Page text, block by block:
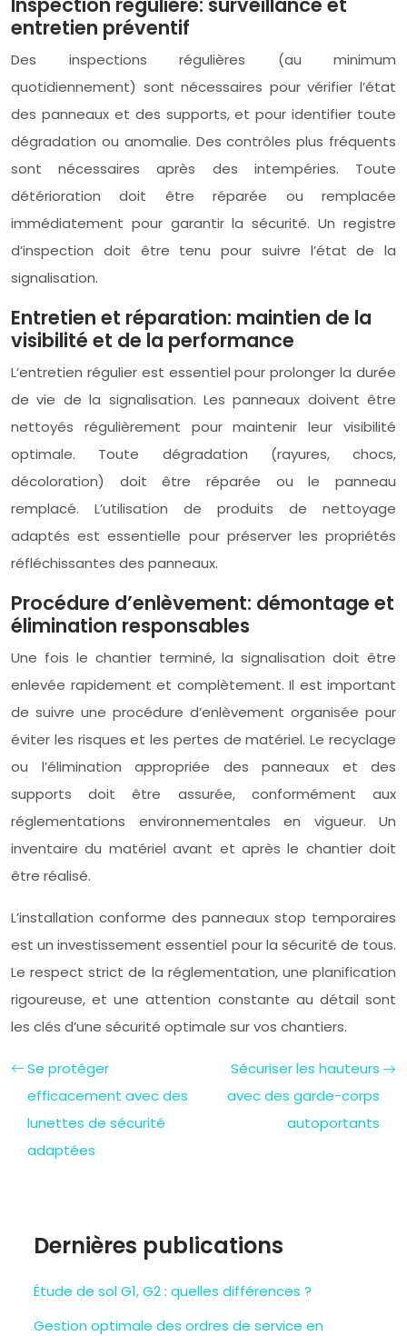
entretien préventif
Des inspections régulières (au minimum
quotidiennement) sont nécessaires pour vérifier l’état
des panneaux et des supports, et pour identifier toute
dégradation ou anomalie. Des contrôles plus fréquents
sont nécessaires après des intempéries. Toute
détérioration doit être réparée ou remplacée
immédiatement pour garantir la sécurité. Un registre
d’inspection doit être tenu pour suivre l’état de la
signalisation.
Entretien et réparation: maintien de la
visibilité et de la performance
L’entretien régulier est essentiel pour prolonger la durée
de vie de la signalisation. Les panneaux doivent être
nettoyés régulièrement pour maintenir leur visibilité
optimale. Toute dégradation (rayures, chocs,
décoloration) doit être réparée ou le panneau
remplacé. L’utilisation de produits de nettoyage
adaptés est essentielle pour préserver les propriétés
réfléchissantes des panneaux.
Procédure d’enlèvement: démontage et
élimination responsables
Une fois le chantier terminé, la signalisation doit être
enlevée rapidement et complètement. Il est important
de suivre une procédure d’enlèvement organisée pour
éviter les risques et les pertes de matériel. Le recyclage
ou l’élimination appropriée des panneaux et des
supports doit être assurée, conformément aux
réglementations environnementales en vigueur. Un
inventaire du matériel avant et après le chantier doit
être réalisé.
L’installation conforme des panneaux stop temporaires
est un investissement essentiel pour la sécurité de tous.
Le respect strict de la réglementation, une planification
rigoureuse, et une attention constante au détail sont
les clés d’une sécurité optimale sur vos chantiers.
Se protéger
efficacement avec des
lunettes de sécurité
adaptées
Sécuriser les hauteurs
avec des garde-corps
autoportants
Dernières publications
Étude de sol G1, G2 : quelles différences ?
Gestion optimale des ordres de service en